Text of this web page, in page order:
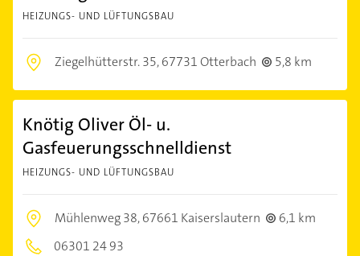
HEIZUNGS- UND LÜFTUNGSBAU
Ziegelhütterstr. 35,67731 Otterbach 5,8 km
Knötig Oliver Öl- u.
Gasfeuerungsschnelldienst
HEIZUNGS- UND LÜFTUNGSBAU
Mühlenweg 38,67661 Kaiserslautern
6,1 km
06301 24 93